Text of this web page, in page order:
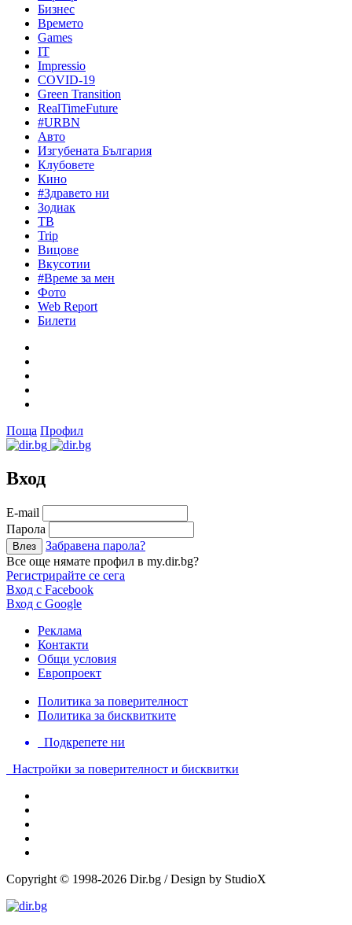
Бизнес
Времето
Games
IT
Impressio
COVID-19
Green Transition
RealTimeFuture
#URBN
Авто
Изгубената България
Клубовете
Кино
#Здравето ни
Зодиак
ТВ
Trip
Вицове
Вкусотии
#Време за мен
Фото
Web Report
Билети
Поща Профил
Вход
Е-mail
Парола
Забравена парола?
Все още нямате профил в my.dir.bg?
Регистрирайте се сега
Вход с Facebook
Вход с Google
Реклама
Контакти
Общи условия
Европроект
Политика за поверителност
Политика за бисквитките
Подкрепете ни
Настройки за поверителност и бисквитки
Copyright © 1998-2026 Dir.bg / Design by StudioX